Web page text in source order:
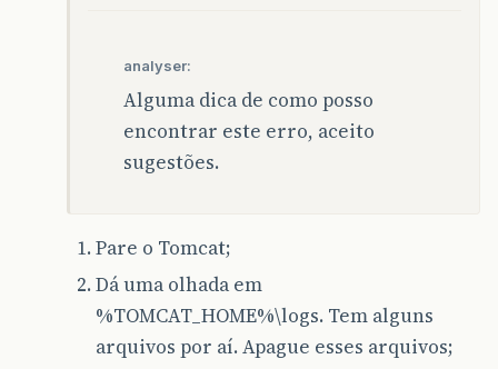
analyser:
Alguma dica de como posso
encontrar este erro, aceito
sugestões.
Pare o Tomcat;
Dá uma olhada em
%TOMCAT_HOME%\logs. Tem alguns
arquivos por aí. Apague esses arquivos;